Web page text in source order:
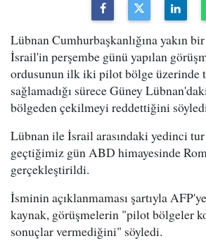
Lübnan Cumhurbaşkanlığına yakın
İsrail'in perşembe günü yapılan
ordusunun ilk iki pilot bölge üzerinde
sağlamadığı sürece Güney
bölgeden çekilmeyi reddettiğini
Lübnan ile İsrail arasındaki yedinci
geçtiğimiz gün ABD himayesinde
gerçekleştirildi.
İsminin açıklanmaması şartıyla
kaynak, görüşmelerin "pilot bölgeler
sonuçlar vermediğini" söyledi.